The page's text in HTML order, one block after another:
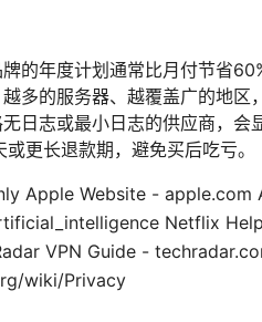
的年度计划通常比月付节省
多的服务器、越覆盖广的地区
日志或最小日志的供应商，会
更长退款期，避免买后吃亏。
Apple Website -
Netflix
VPN Guide -
wiki/Privacy